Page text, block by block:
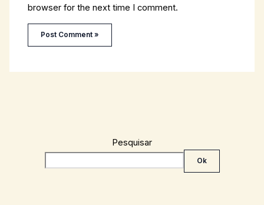
browser for the next time I comment.
Pesquisar
Ok